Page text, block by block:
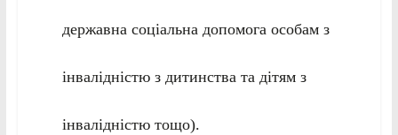
державна соціальна допомога особам з
інвалідністю з дитинства та дітям з
інвалідністю тощо).